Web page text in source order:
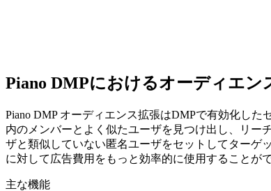
Piano DMPにおけるオーディエン
Piano DMP オーディエンス拡張はDMPで有効化し
内のメンバーとよく似たユーザを見つけ出し、リー
ザと類似していない匿名ユーザをセットしてターゲ
に対して広告費用をもっと効率的に使用することが
主な機能